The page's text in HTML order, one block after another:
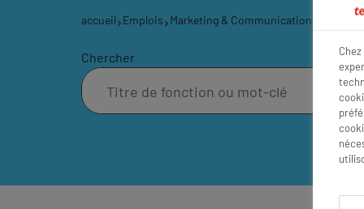
accueil Emplois Marketing & Communication
Chercher